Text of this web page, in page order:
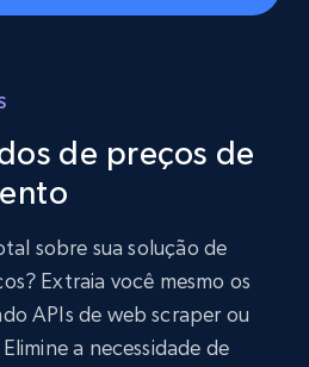
de preços de
sobre sua solução de
Extraia você mesmo os
APIs de web scraper ou
a necessidade de